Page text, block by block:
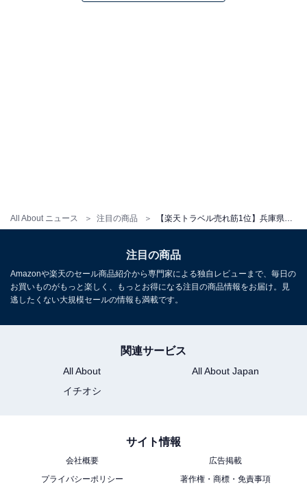
All About ニュース 注目の商品
【楽天トラベル×スーパーDEAL】島根県「いに
注目の商品
Amazonや楽天のセール商品紹介から専門家による独自レビューまで、毎日の
お買いものがもっと楽しく、もっとお得になる注目の商品情報をお届け。見
逃したくない大規模セールの情報も満載です。
関連サービス
All About
All About Japan
イチオシ
サイト情報
会社概要
広告掲載
プライバシーポリシー
著作権・商標・免責事項